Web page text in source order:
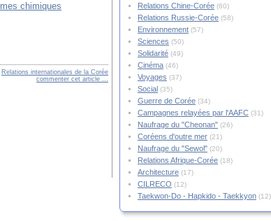
Relations internationales de la Corée
commenter cet article …
Relations Chine-Corée (60)
Relations Russie-Corée (58)
Environnement (57)
Sciences (50)
Solidarité (49)
Cinéma (46)
Voyages (37)
Social (35)
Guerre de Corée (34)
Campagnes relayées par l'AAFC (31)
Naufrage du "Cheonan" (26)
Coréens d'outre mer (21)
Naufrage du "Sewol" (20)
Relations Afrique-Corée (18)
Architecture (17)
CILRECO (12)
Taekwon-Do - Hapkido - Taekkyon (12)